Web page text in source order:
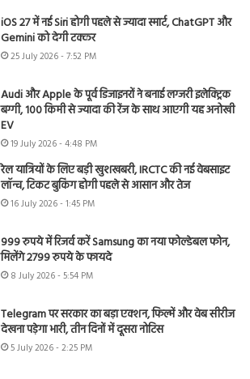
iOS 27 में नई Siri होगी पहले से ज्यादा स्मार्ट, ChatGPT और
Gemini को देगी टक्कर
25 July 2026 - 7:52 PM
Audi और Apple के पूर्व डिजाइनरों ने बनाई लग्जरी इलेक्ट्रिक
बग्गी, 100 किमी से ज्यादा की रेंज के साथ आएगी यह अनोखी
EV
19 July 2026 - 4:48 PM
रेल यात्रियों के लिए बड़ी खुशखबरी, IRCTC की नई वेबसाइट
लॉन्च, टिकट बुकिंग होगी पहले से आसान और तेज
16 July 2026 - 1:45 PM
999 रुपये में रिजर्व करें Samsung का नया फोल्डेबल फोन,
मिलेंगे 2799 रुपये के फायदे
8 July 2026 - 5:54 PM
Telegram पर सरकार का बड़ा एक्शन, फिल्में और वेब सीरीज
देखना पड़ेगा भारी, तीन दिनों में दूसरा नोटिस
5 July 2026 - 2:25 PM